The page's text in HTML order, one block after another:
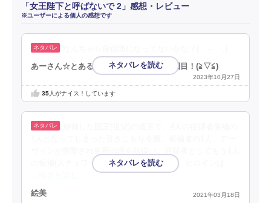
「女王陛下と呼ばないで 2」感想・レビュー
※ユーザーによる個人の感想です
あーさん☆とある漫画アプリの審査員３回目！(⁠≧⁠▽⁠≦⁠)
2023年10月27日
35人がナイス！しています
の候補(スチュワート)が自宅軟禁となる中、ヒロインは
絵美 2021年03月18日